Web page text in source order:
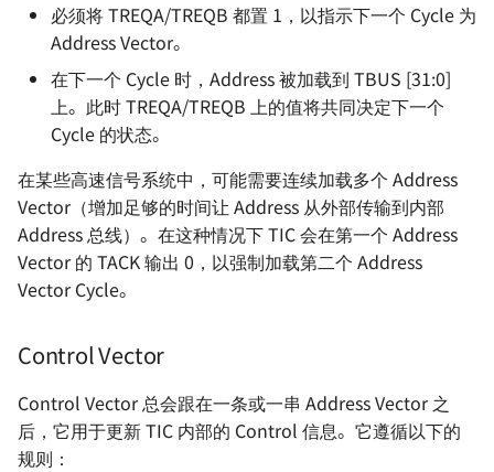
必须将 TREQA/TREQB 都置 1，以指示下一个 Cycle 为
Address Vector。
在下一个 Cycle 时，Address 被加载到 TBUS [31:0]
上。此时 TREQA/TREQB 上的值将共同决定下一个
Cycle 的状态。
在某些高速信号系统中，可能需要连续加载多个 Address
Vector（增加足够的时间让 Address 从外部传输到内部
Address 总线）。在这种情况下 TIC 会在第一个 Address
Vector 的 TACK 输出 0，以强制加载第二个 Address
Vector Cycle。
Control Vector
Control Vector 总会跟在一条或一串 Address Vector 之
后，它用于更新 TIC 内部的 Control 信息。它遵循以下的
规则：